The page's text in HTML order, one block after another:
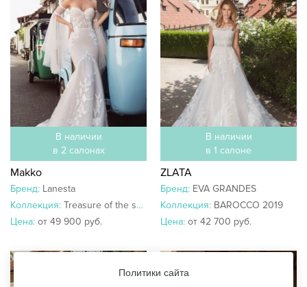
В наличии
в 2 салонах
Makko
Бренд: Lanesta
Коллекция: Treasure of the seas
Цена: от 49 900 руб.
В наличии
в 1 салоне
ZLATA
Бренд: EVA GRANDES
Коллекция: BAROCCO 2019
Цена: от 42 700 руб.
Политики сайта